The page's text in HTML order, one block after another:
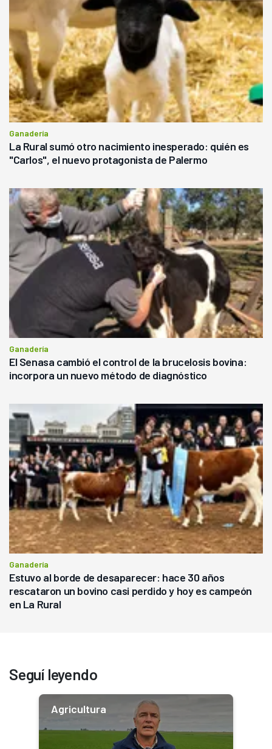
Ganadería
La Rural sumó otro nacimiento inesperado: quién es
"Carlos", el nuevo protagonista de Palermo
Ganadería
El Senasa cambió el control de la brucelosis bovina:
incorpora un nuevo método de diagnóstico
Ganadería
Estuvo al borde de desaparecer: hace 30 años
rescataron un bovino casi perdido y hoy es campeón
en La Rural
Seguí leyendo
Agricultura